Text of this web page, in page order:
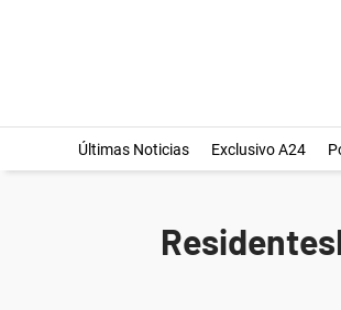
Últimas Noticias Exclusivo A24